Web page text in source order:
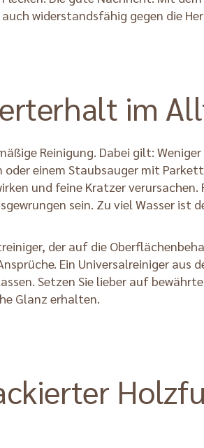
widerstandsfähig gegen die
im
Reinigung. Dabei gilt:
einem Staubsauger mit
und feine Kratzer
sein. Zu viel Wasser ist
der auf die
Ein Universalreiniger aus
Setzen Sie lieber auf
Glanz erhalten.